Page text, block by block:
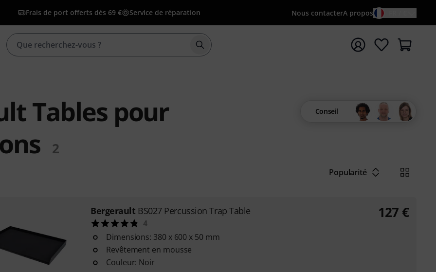
Frais de port offerts dès 69 € Service de réparation Nous contacterA propos
Démarrer la recherche avec le terme de recherche
Tables pour
2
Conseil
Popularité
Bergerault BS027 Percussion Trap Table
4
Dimensions: 380 x 600 x 50 mm
Revêtement en mousse
Couleur: Noir
127 €